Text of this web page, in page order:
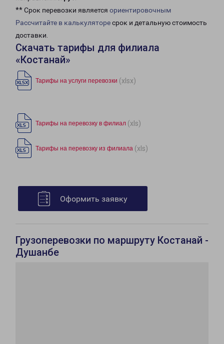
** Срок перевозки является ориентировочным
Рассчитайте в калькуляторесрок и детальную стоимость
доставки.
Скачать тарифы для филиала
«Костанай»
Тарифы на услуги перевозки (xlsx)
Тарифы на перевозку в филиал (xls)
Тарифы на перевозку из филиала (xls)
Оформить заявку
Грузоперевозки по маршруту Костанай -
Душанбе